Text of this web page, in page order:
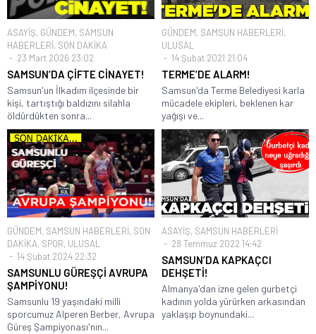
ASAYİŞ, GÜNDEM, SAMSUN
HABERLERİ, SON DAKİKA
23 Mart 2026 23:02
SAMSUN’DA ÇİFTE CİNAYET!
Samsun'un İlkadım ilçesinde bir
kişi, tartıştığı baldızını silahla
öldürdükten sonra...
GÜNDEM, SAMSUN HABERLERİ,
ULUSAL
14 Şubat 2021 21:04
TERME’DE ALARM!
Samsun'da Terme Belediyesi karla
mücadele ekipleri, beklenen kar
yağışı ve...
GÜNDEM, SAMSUN HABERLERİ, SON
DAKİKA, SPOR, ULUSAL
14 Şubat 2024 22:32
SAMSUNLU GÜREŞÇİ AVRUPA
ŞAMPİYONU!
Samsunlu 19 yaşındaki milli
sporcumuz Alperen Berber, Avrupa
Güreş Şampiyonası'nın...
ASAYİŞ, SAMSUN HABERLERİ
28 Temmuz 2022 14:42
SAMSUN’DA KAPKAÇCI
DEHŞETİ!
Almanya'dan izne gelen gurbetçi
kadının yolda yürürken arkasından
yaklaşıp boynundaki...